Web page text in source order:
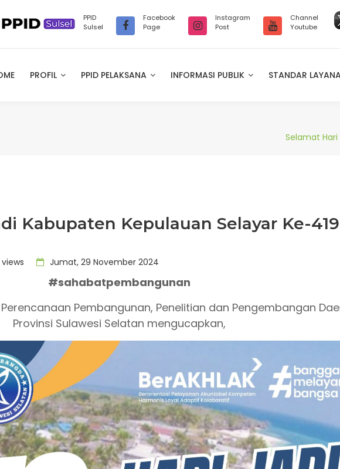
PPID
Sulsel
Facebook
Page
Instagram
Post
Channel
Youtube
PROFIL PPID PELAKSANA INFORMASI PUBLIK STANDAR
Selamat
Kabupaten Kepulauan Selayar Ke-419
Jumat, 29 November 2024
#sahabatpembangunan
Pembangunan, Penelitian dan Pengembangan
Provinsi Sulawesi Selatan mengucapkan,